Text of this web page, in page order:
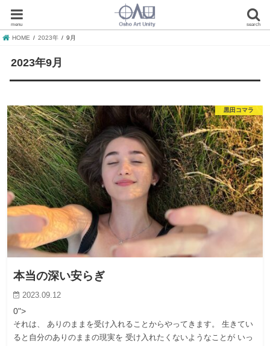
search
menu
HOME 2023年 9月
2023年9月
黒田コマラ
本当の深い安らぎ
2023.09.12
0">
それは、 ありのままを受け入れることからやってきます。 生きてい
ると自分のありのままの現実を 受け入れたくないようなことが いっ